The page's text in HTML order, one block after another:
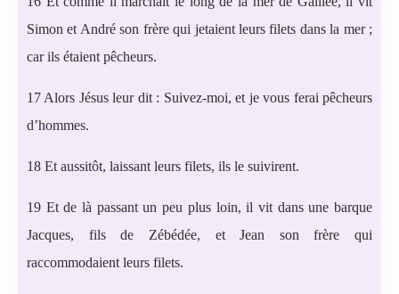
Simon et André son frère qui jetaient leurs filets dans la mer ;
car ils étaient pêcheurs.
17 Alors Jésus leur dit : Suivez-moi, et je vous ferai pêcheurs
d’hommes.
18 Et aussitôt, laissant leurs filets, ils le suivirent.
19 Et de là passant un peu plus loin, il vit dans une barque
Jacques, fils de Zébédée, et Jean son frère qui
raccommodaient leurs filets.